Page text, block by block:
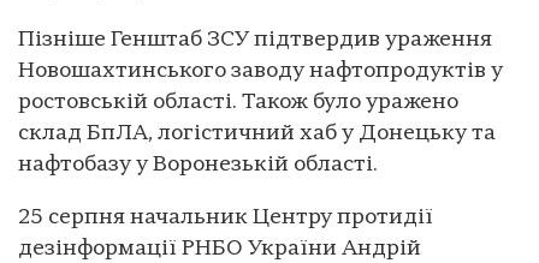
Пізніше Генштаб ЗСУ підтвердив ураження
Новошахтинського заводу нафтопродуктів у
ростовській області. Також було уражено
склад БпЛА, логістичний хаб у Донецьку та
нафтобазу у Воронезькій області.
25 серпня начальник Центру протидії
дезінформації РНБО України Андрій